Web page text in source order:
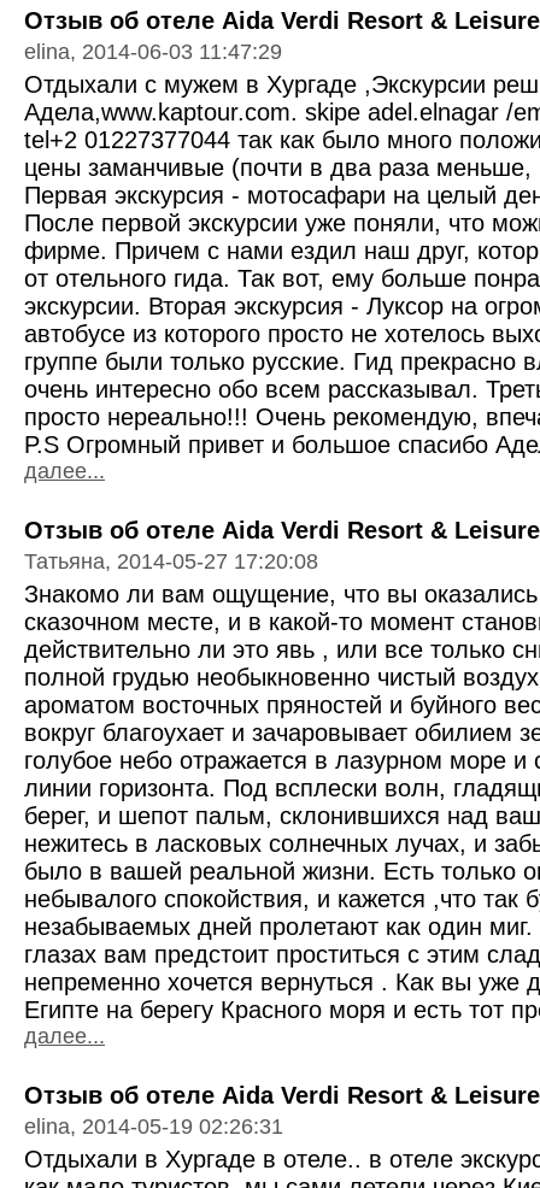
Отзыв об отеле Aida Verdi Resort &
elina, 2014-06-03 11:47:29
Отдыхали с мужем в Хургаде ,Экскурсии
Адела,www.kaptour.com. skipe adel.elnagar /
tel+2 01227377044 так как было много
цены заманчивые (почти в два раза меньше,
Первая экскурсия - мотосафари на целый
После первой экскурсии уже поняли, что
фирме. Причем с нами ездил наш друг,
от отельного гида. Так вот, ему больше
экскурсии. Вторая экскурсия - Луксор на
автобусе из которого просто не хотелось
группе были только русские. Гид
очень интересно обо всем рассказывал.
просто нереально!!! Очень рекомендую,
P.S Огромный привет и большое спасибо
далее...
Отзыв об отеле Aida Verdi Resort &
Татьяна, 2014-05-27 17:20:08
Знакомо ли вам ощущение, что вы
сказочном месте, и в какой-то момент
действительно ли это явь , или все только
полной грудью необыкновенно чистый
ароматом восточных пряностей и буйного
вокруг благоухает и зачаровывает обилием
голубое небо отражается в лазурном море и
линии горизонта. Под всплески волн,
берег, и шепот пальм, склонившихся над
нежитесь в ласковых солнечных лучах, и
было в вашей реальной жизни. Есть только
небывалого спокойствия, и кажется ,что так
незабываемых дней пролетают как один
глазах вам предстоит проститься с этим
непременно хочется вернуться . Как вы уже
Египте на берегу Красного моря и есть тот
далее...
Отзыв об отеле Aida Verdi Resort &
elina, 2014-05-19 02:26:31
Отдыхали в Хургаде в отеле.. в отеле